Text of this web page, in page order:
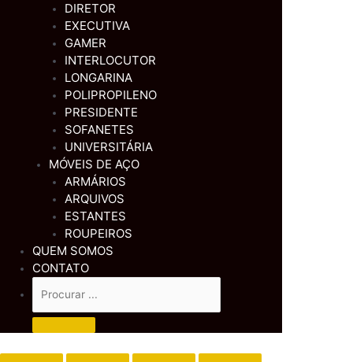
DIRETOR
EXECUTIVA
GAMER
INTERLOCUTOR
LONGARINA
POLIPROPILENO
PRESIDENTE
SOFANETES
UNIVERSITÁRIA
MÓVEIS DE AÇO
ARMÁRIOS
ARQUIVOS
ESTANTES
ROUPEIROS
QUEM SOMOS
CONTATO